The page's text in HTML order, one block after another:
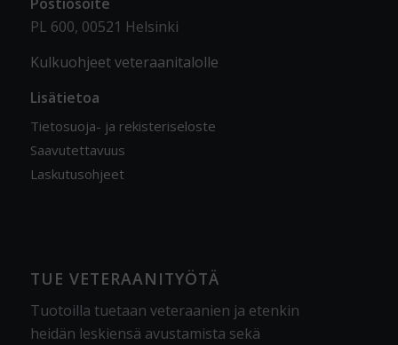
Postiosoite
PL 600, 00521 Helsinki
Kulkuohjeet veteraanitalolle
Lisätietoa
Tietosuoja- ja rekisteriseloste
Saavutettavuus
Laskutusohjeet
TUE VETERAANITYÖTÄ
Tuotoilla tuetaan veteraanien ja etenkin
heidän leskiensä avustamista sekä